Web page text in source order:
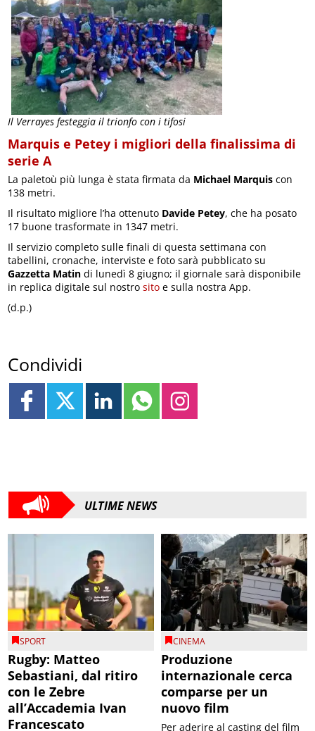
Il Verrayes festeggia il trionfo con i tifosi
Marquis e Petey i migliori della finalissima di
serie A
La paletoù più lunga è stata firmata da Michael Marquis con
138 metri.
Il risultato migliore l’ha ottenuto Davide Petey, che ha posato
17 buone trasformate in 1347 metri.
Il servizio completo sulle finali di questa settimana con
tabellini, cronache, interviste e foto sarà pubblicato su
Gazzetta Matin di lunedì 8 giugno; il giornale sarà disponibile
in replica digitale sul nostrosito e sulla nostra App.
(d.p.)
Condividi
ULTIME NEWS
SPORT
Rugby: Matteo
Sebastiani, dal ritiro
con le Zebre
all’Accademia Ivan
Francescato
CINEMA
Produzione
internazionale cerca
comparse per un
nuovo film
Per aderire al casting del film